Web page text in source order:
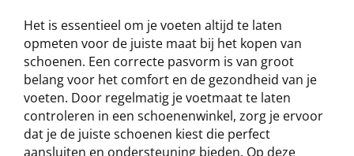
Het is essentieel om je voeten altijd te laten
opmeten voor de juiste maat bij het kopen van
schoenen. Een correcte pasvorm is van groot
belang voor het comfort en de gezondheid van je
voeten. Door regelmatig je voetmaat te laten
controleren in een schoenenwinkel, zorg je ervoor
dat je de juiste schoenen kiest die perfect
aansluiten en ondersteuning bieden. Op deze